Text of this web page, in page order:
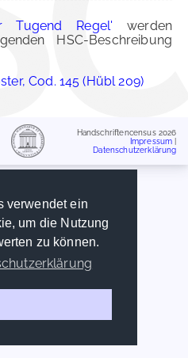
verwendet ein
um die Nutzung
zu können.
Tugend Regel' werden
HSC-Beschreibung
Cod. 145 (Hübl 209)
Handschriftencensus 2026
Impressum
Datenschutzerklärung